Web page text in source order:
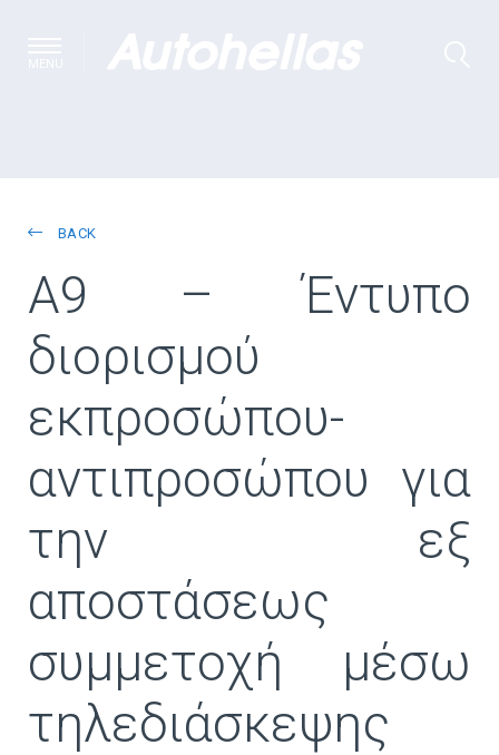
BACK
A9 – Έντυπο
διορισμού
εκπροσώπου-
αντιπροσώπου για
την εξ
αποστάσεως
συμμετοχή μέσω
τηλεδιάσκεψης